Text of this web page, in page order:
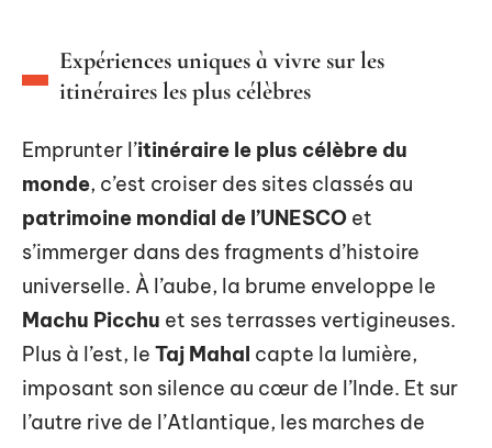
Expériences uniques à vivre sur les
itinéraires les plus célèbres
Emprunter l’itinéraire le plus célèbre du
monde, c’est croiser des sites classés au
patrimoine mondial de l’UNESCO et
s’immerger dans des fragments d’histoire
universelle. À l’aube, la brume enveloppe le
Machu Picchu et ses terrasses vertigineuses.
Plus à l’est, le Taj Mahal capte la lumière,
imposant son silence au cœur de l’Inde. Et sur
l’autre rive de l’Atlantique, les marches de